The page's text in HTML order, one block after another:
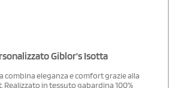
Giblor's Isotta
combina eleganza e comfort grazie alla
Realizzato in tessuto gabardina 100%